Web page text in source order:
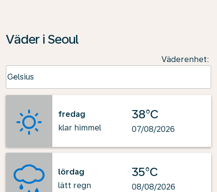
Väder i Seoul
Väderenhet:
Celsius
keyboard_arrow_down
fredag
klar himmel
38°C
07/08/2026
lördag
lätt regn
35°C
08/08/2026